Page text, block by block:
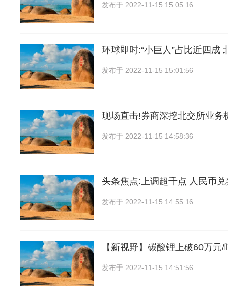
发布于 2022-11-15 15:05:16
环球即时:“小巨人”占比近四成
发布于 2022-11-15 15:01:56
现场直击!券商深挖北交所业务
发布于 2022-11-15 14:58:36
头条焦点:上调超千点 人民币
发布于 2022-11-15 14:55:16
【新视野】碳酸锂上破60万元
发布于 2022-11-15 14:51:56